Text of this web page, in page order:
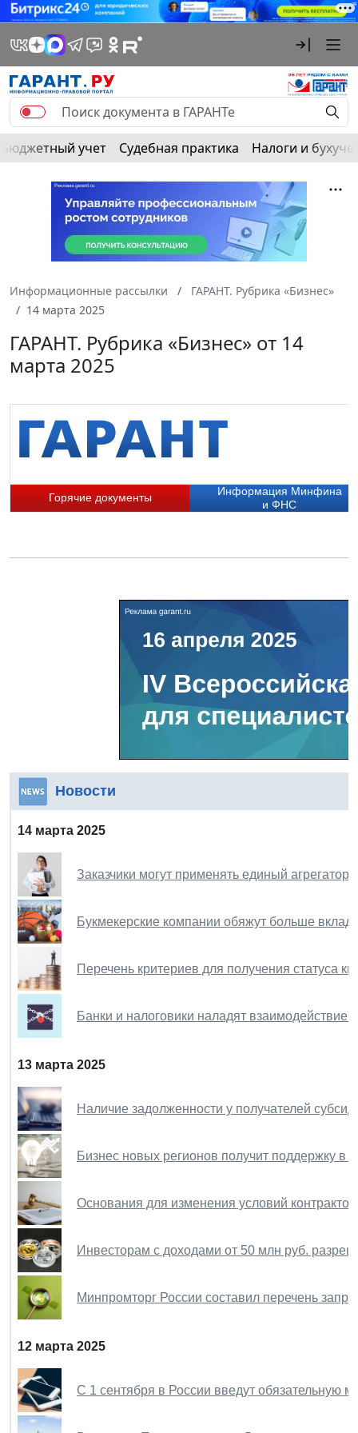
Бюджетный учет Судебная практика Налоги и
Информационные рассылки
ГАРАНТ. Рубрика «Бизнес»
14 марта 2025
ГАРАНТ. Рубрика «Бизнес» от 14
марта 2025
Горячие документы
Информация Минфина
и ФНС
Новости
14 марта 2025
Заказчики могут применять единый
Букмекерские компании обяжут больше
Перечень критериев для получения статуса
Банки и налоговики наладят взаимодействие
13 марта 2025
Наличие задолженности у получателей
Бизнес новых регионов получит поддержку
Основания для изменения условий
Инвесторам с доходами от 50 млн руб.
Минпромторг России составил перечень
12 марта 2025
С 1 сентября в России введут обязательную